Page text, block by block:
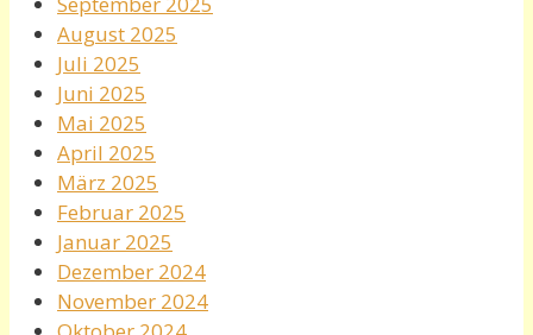
August 2025
Juli 2025
Juni 2025
Mai 2025
April 2025
März 2025
Februar 2025
Januar 2025
Dezember 2024
November 2024